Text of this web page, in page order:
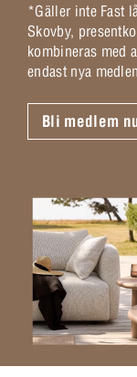
*Gäller inte Fast
Skovby,
kombineras med
endast nya
Bli medlem